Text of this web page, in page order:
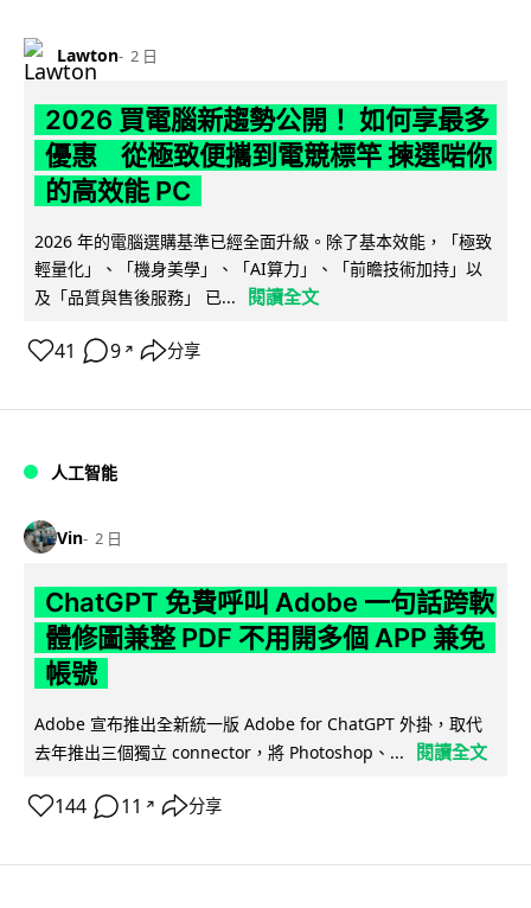
Lawton 2 日
2026 買電腦新趨勢公開！ 如何享最多
優惠 從極致便攜到電競標竿 揀選啱你
的高效能 PC
2026 年的電腦選購基準已經全面升級。除了基本效能，「極致
輕量化」、「機身美學」、「AI算力」、「前瞻技術加持」以
及「品質與售後服務」 已...
閱讀全文
41 9 ↗ 分享
人工智能
Vin 2 日
ChatGPT 免費呼叫 Adobe 一句話跨軟
體修圖兼整 PDF 不用開多個 APP 兼免
帳號
Adobe 宣布推出全新統一版 Adobe for ChatGPT 外掛，取代
去年推出三個獨立 connector，將 Photoshop、...
閱讀全文
144 11 ↗ 分享